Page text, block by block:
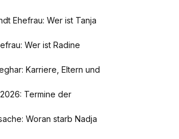
Ehefrau: Wer ist Tanja
Wer ist Radine
Karriere, Eltern und
Termine der
Woran starb Nadja